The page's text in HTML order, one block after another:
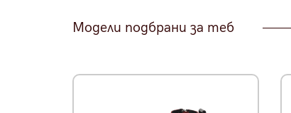
Модели подбрани за теб